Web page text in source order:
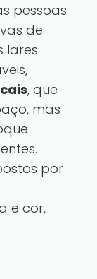
pessoas
de
lares.
, que
mas
por
e cor,